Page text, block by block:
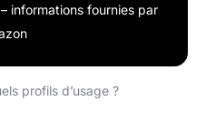
informations fournies par
profils d’usage ?